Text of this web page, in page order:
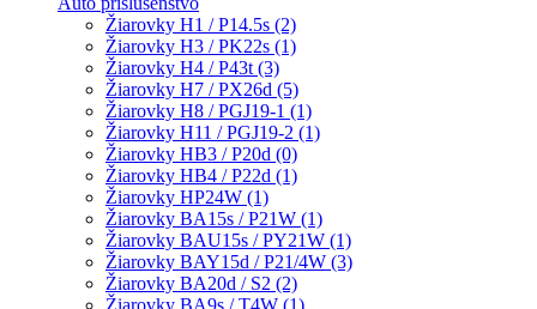
Žiarovky H1 / P14.5s (2)
Žiarovky H3 / PK22s (1)
Žiarovky H4 / P43t (3)
Žiarovky H7 / PX26d (5)
Žiarovky H8 / PGJ19-1 (1)
Žiarovky H11 / PGJ19-2 (1)
Žiarovky HB3 / P20d (0)
Žiarovky HB4 / P22d (1)
Žiarovky HP24W (1)
Žiarovky BA15s / P21W (1)
Žiarovky BAU15s / PY21W (1)
Žiarovky BAY15d / P21/4W (3)
Žiarovky BA20d / S2 (2)
Žiarovky BA9s / T4W (1)